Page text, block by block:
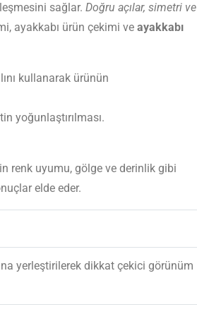
sağlar. Doğru açılar, simetri ve
ayakkabı ürün çekimi ve ayakkabı
kullanarak ürünün
yoğunlaştırılması.
renk uyumu, gölge ve derinlik gibi
elde eder.
yerleştirilerek dikkat çekici görünüm